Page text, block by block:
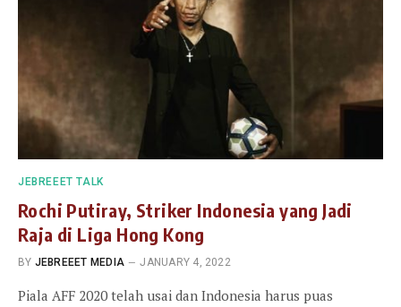
JEBREEET TALK
Rochi Putiray, Striker Indonesia yang Jadi
Raja di Liga Hong Kong
BY JEBREEET MEDIA JANUARY 4, 2022
Piala AFF 2020 telah usai dan Indonesia harus puas